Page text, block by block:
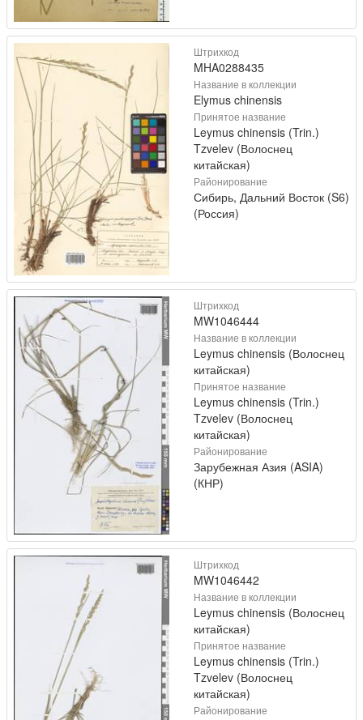
Штрихкод
MHA0288435
Название в коллекции
Elymus chinensis
Принятое название
Leymus chinensis (Trin.)
Tzvelev (Волоснец
китайская)
Районирование
Сибирь, Дальний Восток (S6)
(Россия)
Штрихкод
MW1046444
Название в коллекции
Leymus chinensis (Волоснец
китайская)
Принятое название
Leymus chinensis (Trin.)
Tzvelev (Волоснец
китайская)
Районирование
Зарубежная Азия (ASIA)
(КНР)
Штрихкод
MW1046442
Название в коллекции
Leymus chinensis (Волоснец
китайская)
Принятое название
Leymus chinensis (Trin.)
Tzvelev (Волоснец
китайская)
Районирование